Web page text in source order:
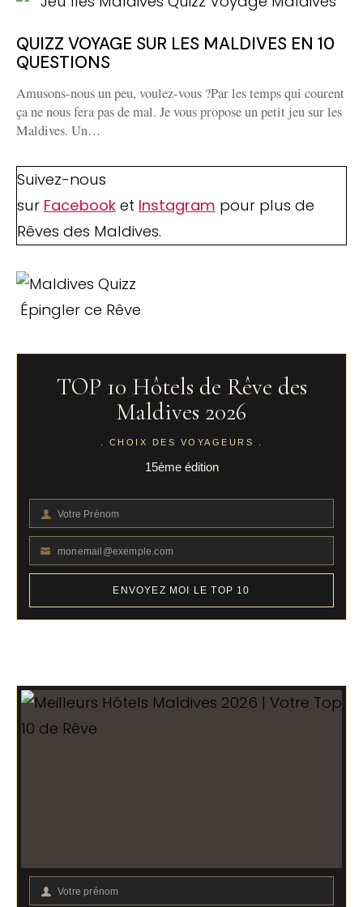
QUIZZ VOYAGE SUR LES MALDIVES EN 10
QUESTIONS
Amusons-nous un peu, voulez-vous ?Par les temps qui courent
ça ne nous fera pas de mal. Je vous propose un petit jeu sur les
Maldives. Un…
Suivez-nous
sur Facebook et Instagram pour plus de
Rêves des Maldives.
Épingler ce Rêve
TOP 10 Hôtels de Rêve des
Maldives 2026
. CHOIX DES VOYAGEURS .
15ème édition
Votre
Prénom
Votre Prénom
Votre
email
monemail@exemple.com
ENVOYEZ MOI LE TOP 10
VotreVotre prénom